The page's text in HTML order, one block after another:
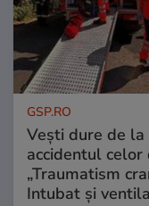
GSP.RO
Vești dure de la
accidentul celor
„Traumatism
Intubat și